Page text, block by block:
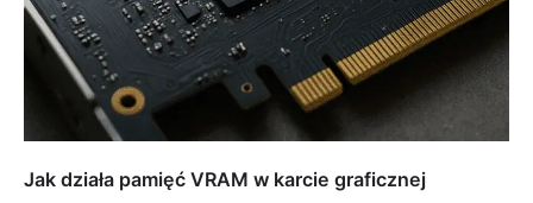
Jak działa pamięć VRAM w karcie graficznej